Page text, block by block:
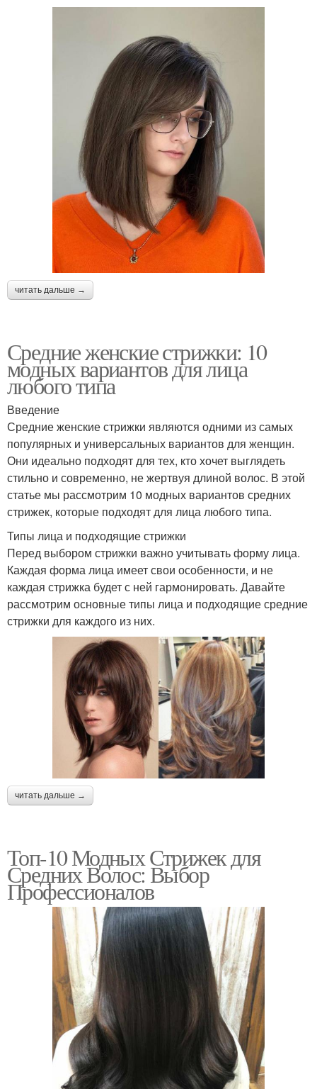
читать дальше →
Средние женские стрижки: 10
модных вариантов для лица
любого типа
Введение
Средние женские стрижки являются одними из самых
популярных и универсальных вариантов для женщин.
Они идеально подходят для тех, кто хочет выглядеть
стильно и современно, не жертвуя длиной волос. В этой
статье мы рассмотрим 10 модных вариантов средних
стрижек, которые подходят для лица любого типа.
Типы лица и подходящие стрижки
Перед выбором стрижки важно учитывать форму лица.
Каждая форма лица имеет свои особенности, и не
каждая стрижка будет с ней гармонировать. Давайте
рассмотрим основные типы лица и подходящие средние
стрижки для каждого из них.
читать дальше →
Топ-10 Модных Стрижек для
Средних Волос: Выбор
Профессионалов